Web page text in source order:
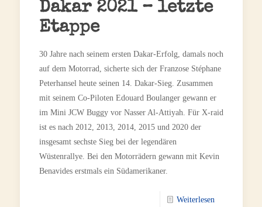
Dakar 2021 – letzte
Etappe
30 Jahre nach seinem ersten Dakar-Erfolg, damals noch
auf dem Motorrad, sicherte sich der Franzose Stéphane
Peterhansel heute seinen 14. Dakar-Sieg. Zusammen
mit seinem Co-Piloten Edouard Boulanger gewann er
im Mini JCW Buggy vor Nasser Al-Attiyah. Für X-raid
ist es nach 2012, 2013, 2014, 2015 und 2020 der
insgesamt sechste Sieg bei der legendären
Wüstenrallye. Bei den Motorrädern gewann mit Kevin
Benavides erstmals ein Südamerikaner.
Weiterlesen